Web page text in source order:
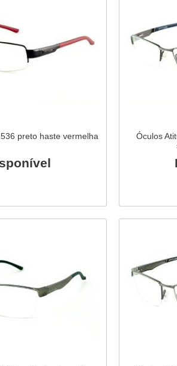
preto haste vermelha
Óculos